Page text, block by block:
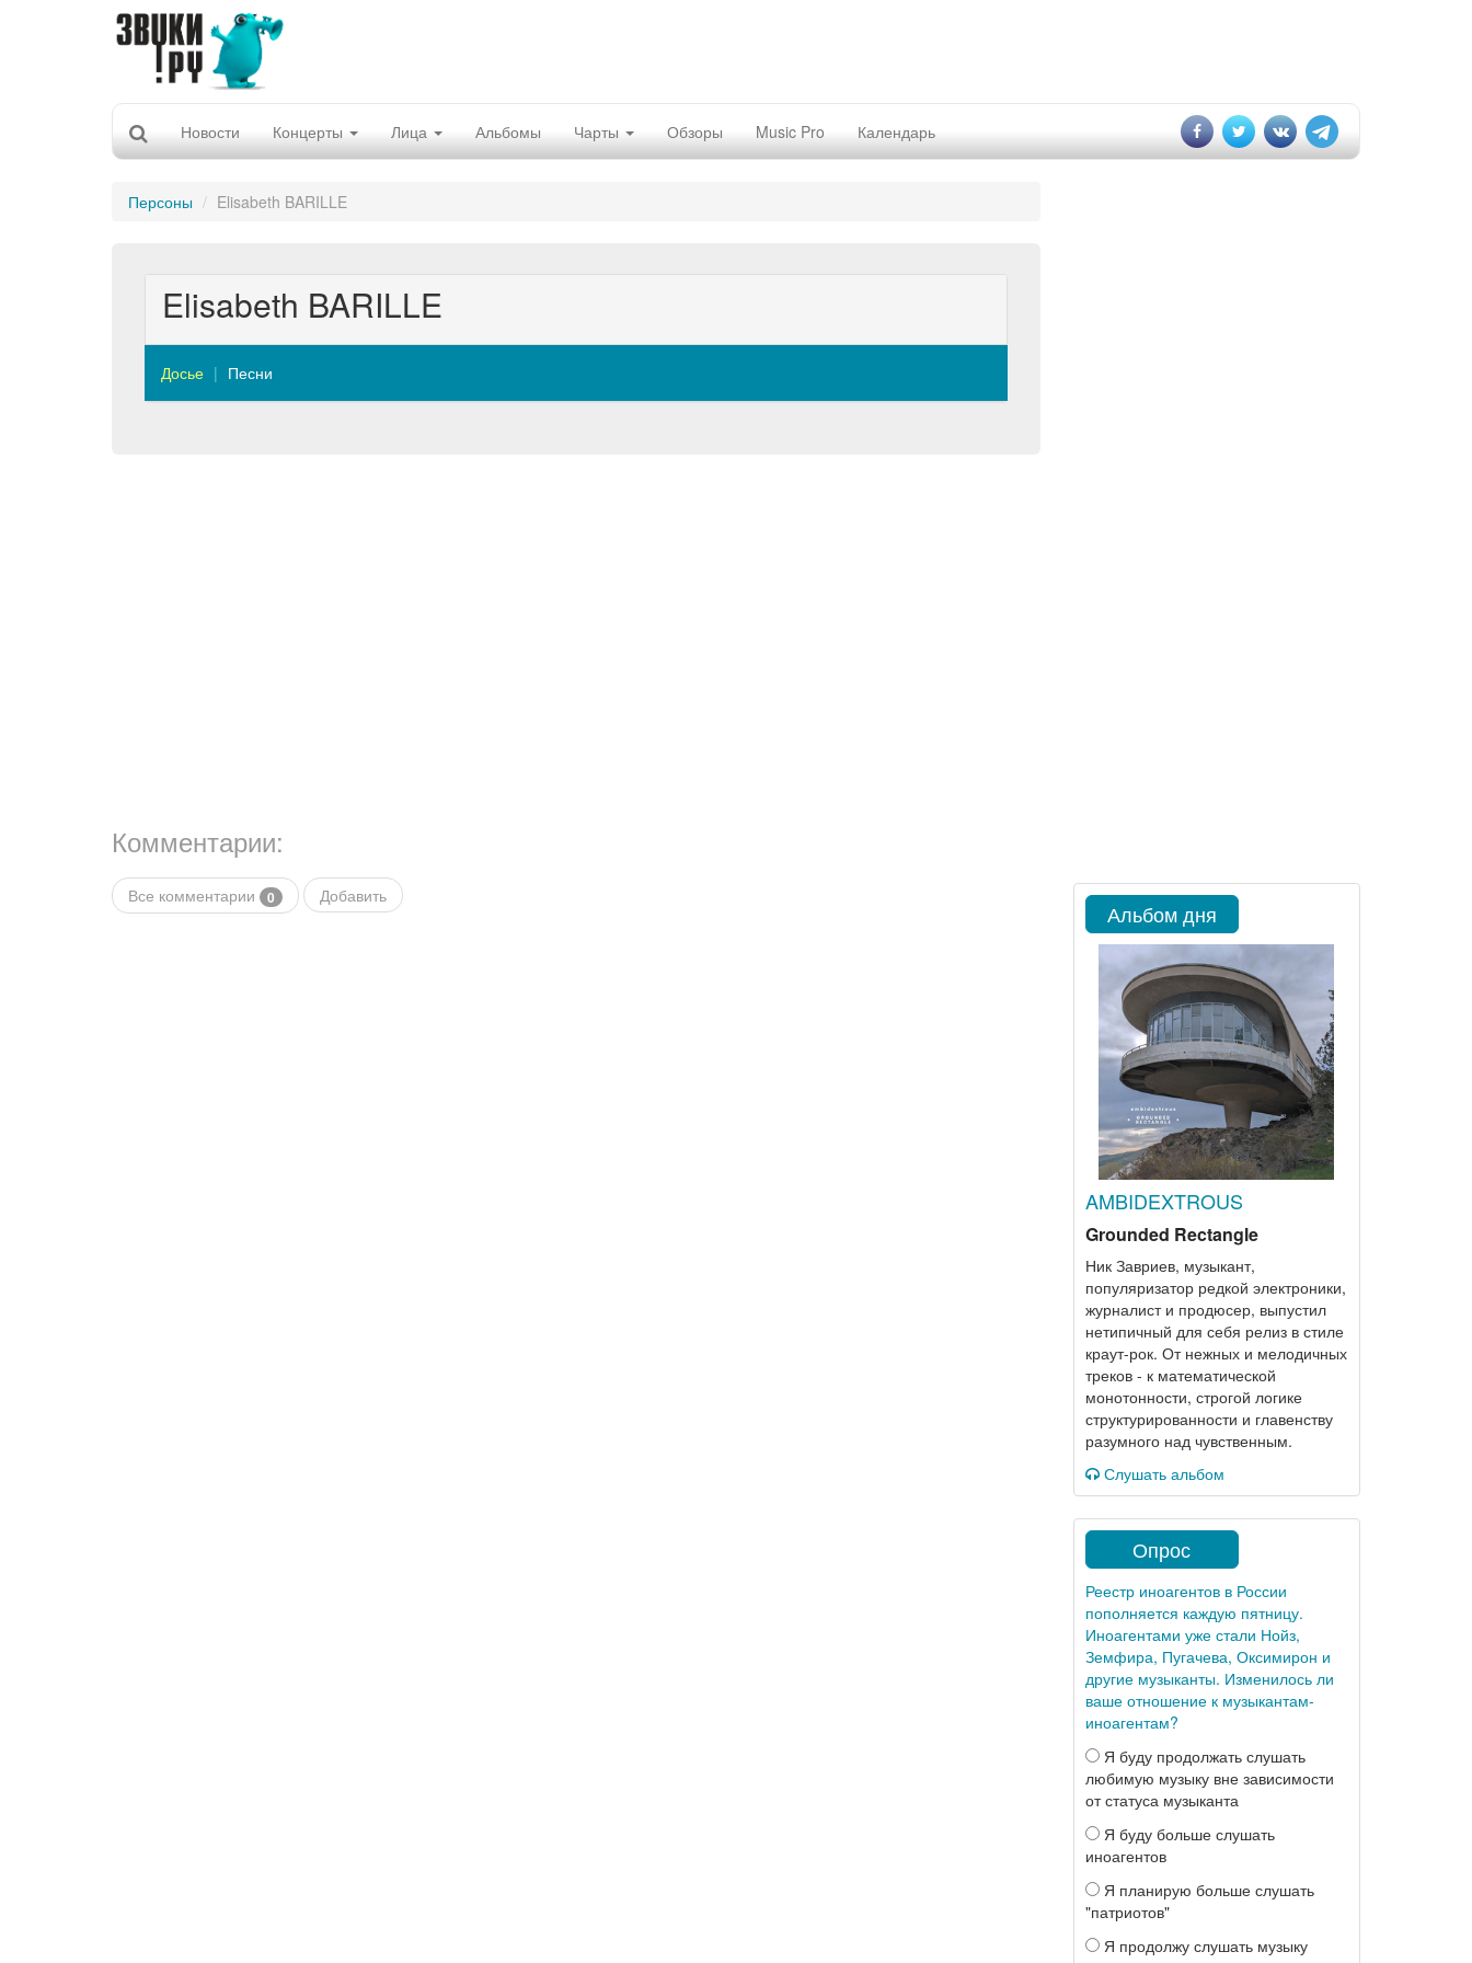
Новости Концерты Лица Альбомы Чарты Обзоры Music Pro Календарь
Персоны Elisabeth BARILLE
Elisabeth BARILLE
Досье Песни
Комментарии:
Все комментарии 0 Добавить
Альбом дня
AMBIDEXTROUS
Grounded Rectangle
Ник Завриев, музыкант,
популяризатор редкой электроники,
журналист и продюсер, выпустил
нетипичный для себя релиз в стиле
краут-рок. От нежных и мелодичных
треков - к математической
монотонности, строгой логике
структурированности и главенству
разумного над чувственным.
Слушать альбом
Опрос
Реестр иноагентов в России
пополняется каждую пятницу.
Иноагентами уже стали Нойз,
Земфира, Пугачева, Оксимирон и
другие музыканты. Изменилось ли
ваше отношение к музыкантам-
иноагентам?
Я буду продолжать слушать
любимую музыку вне зависимости
от статуса музыканта
Я буду больше слушать
иноагентов
Я планирую больше слушать
"патриотов"
Я продолжу слушать музыку